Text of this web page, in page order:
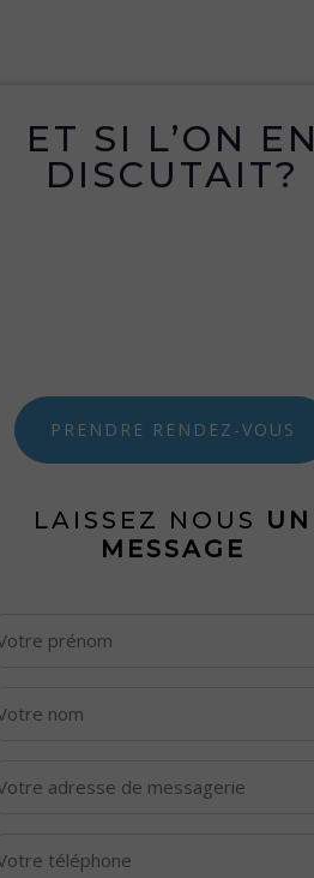
ET SI L’ON EN
DISCUTAIT?
PRENDRE RENDEZ-VOUS
LAISSEZ NOUS UN
MESSAGE
adresse